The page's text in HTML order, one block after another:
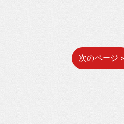
次のページ >